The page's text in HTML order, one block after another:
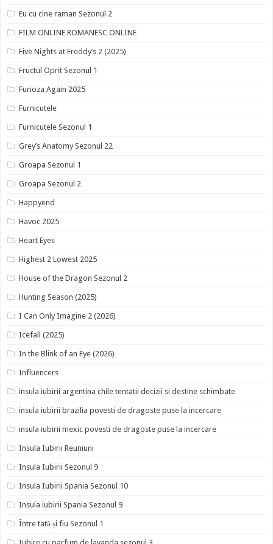
Eu cu cine raman Sezonul 2
FILM ONLINE ROMANESC ONLINE
Five Nights at Freddy’s 2 (2025)
Fructul Oprit Sezonul 1
Furioza Again 2025
Furnicutele
Furnicutele Sezonul 1
Grey’s Anatomy Sezonul 22
Groapa Sezonul 1
Groapa Sezonul 2
Happyend
Havoc 2025
Heart Eyes
Highest 2 Lowest 2025
House of the Dragon Sezonul 2
Hunting Season (2025)
I Can Only Imagine 2 (2026)
Icefall (2025)
In the Blink of an Eye (2026)
Influencers
insula iubirii argentina chile tentatii decizii si destine schimbate
insula iubirii brazilia povesti de dragoste puse la incercare
insula iubirii mexic povesti de dragoste puse la incercare
Insula Iubirii Reuniuni
Insula Iubirii Sezonul 9
Insula Iubirii Spania Sezonul 10
Insula iubirii Spania Sezonul 9
Între tată și fiu Sezonul 1